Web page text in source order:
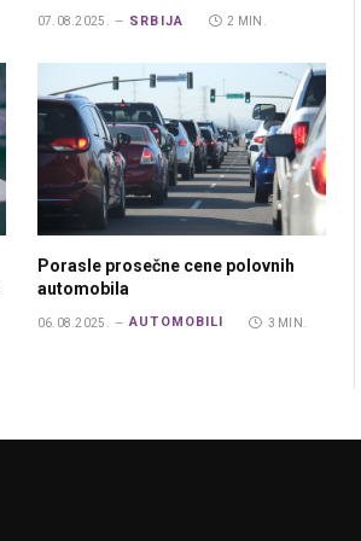
07.08.2025. SRBIJA 2 MIN.
Porasle prosečne cene polovnih
automobila
06.08.2025. AUTOMOBILI 3 MIN.